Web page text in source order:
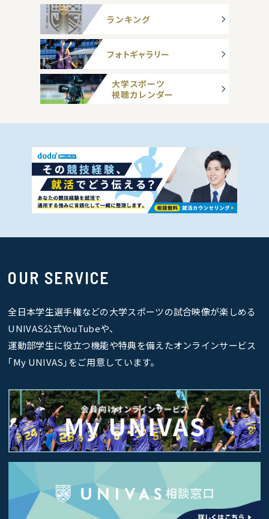
ランキング
フォトギャラリー
大学スポーツ
視聴カレンダー
OUR SERVICE
全日本学生選手権などの大学スポーツの試合映像が楽しめる
UNIVAS公式YouTubeや、
運動部学生に役立つ機能や特典を備えたオンラインサービス
｢My UNIVAS｣をご用意しています。